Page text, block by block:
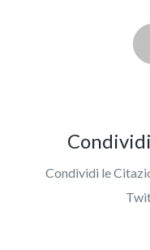
Condividi le